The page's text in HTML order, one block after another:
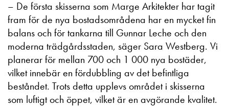
– De första skisserna som Marge Arkitekter har tagit
fram för de nya bostadsområdena har en mycket fin
balans och för tankarna till Gunnar Leche och den
moderna trädgårdsstaden, säger Sara Westberg. Vi
planerar för mellan 700 och 1 000 nya bostäder,
vilket innebär en fördubbling av det befintliga
beståndet. Trots detta upplevs området i skisserna
som luftigt och öppet, vilket är en avgörande kvalitet.